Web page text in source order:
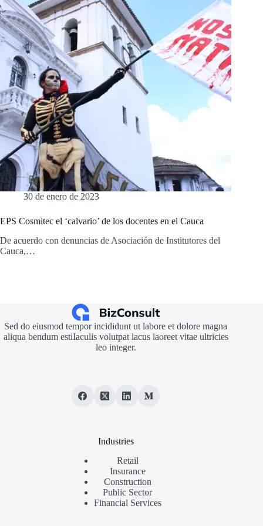
30 de enero de 2023
EPS Cosmitec el ‘calvario’ de los docentes en el Cauca
De acuerdo con denuncias de Asociación de Institutores del
Cauca,…
Sed do eiusmod tempor incididunt ut labore et dolore magna
aliqua bendum estiIaculis volutpat lacus laoreet vitae ultricies
leo integer.
Industries
Retail
Insurance
Construction
Public Sector
Financial Services